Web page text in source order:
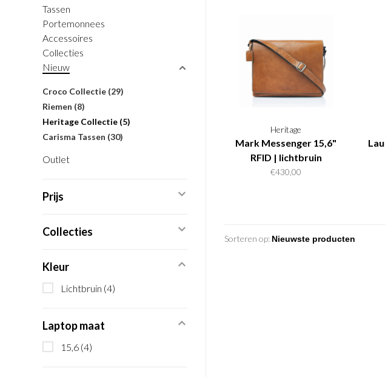
Tassen
Portemonnees
Accessoires
Collecties
Nieuw
Croco Collectie (29)
Riemen (8)
Heritage Collectie (5)
Carisma Tassen (30)
Outlet
Prijs
Collecties
Kleur
Lichtbruin (4)
Laptop maat
15,6 (4)
Heritage
Mark Messenger 15,6"
RFID | lichtbruin
€430,00
Sorteren op: